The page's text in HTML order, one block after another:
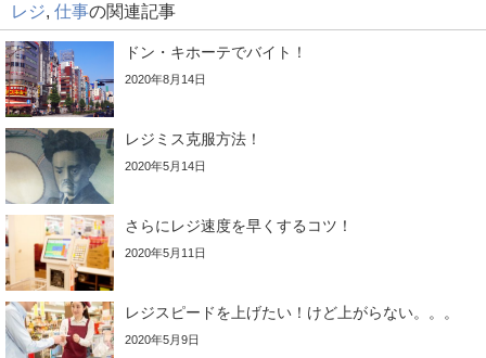
レジ, 仕事の関連記事
ドン・キホーテでバイト！
2020年8月14日
レジミス克服方法！
2020年5月14日
さらにレジ速度を早くするコツ！
2020年5月11日
レジスピードを上げたい！けど上がらない。。。
2020年5月9日